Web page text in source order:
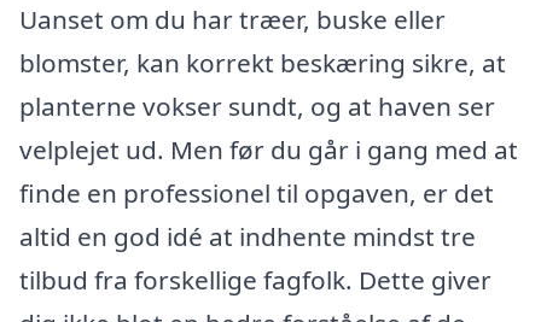
Uanset om du har træer, buske eller
blomster, kan korrekt beskæring sikre, at
planterne vokser sundt, og at haven ser
velplejet ud. Men før du går i gang med at
finde en professionel til opgaven, er det
altid en god idé at indhente mindst tre
tilbud fra forskellige fagfolk. Dette giver